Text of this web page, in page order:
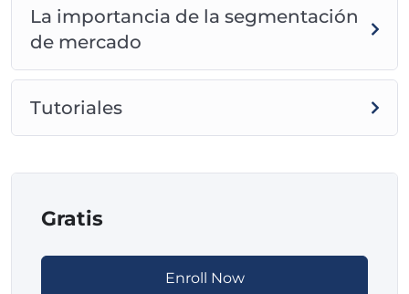
La importancia de la segmentación
de mercado
Tutoriales
Gratis
Enroll Now